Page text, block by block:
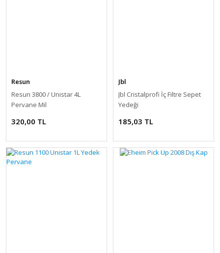
Resun
Resun 3800 / Unistar 4L
Pervane Mil
320,00 TL
Jbl
Jbl Cristalprofi İç Filtre Sepet
Yedeği
185,03 TL